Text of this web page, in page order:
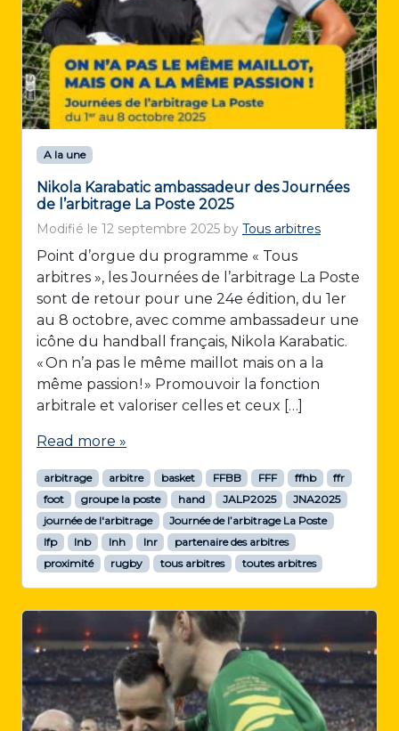
A la une
Nikola Karabatic ambassadeur des Journées
de l’arbitrage La Poste 2025
Modifié le 12 septembre 2025 by Tous arbitres
Point d’orgue du programme « Tous
arbitres », les Journées de l’arbitrage La Poste
sont de retour pour une 24e édition, du 1er
au 8 octobre, avec comme ambassadeur une
icône du handball français, Nikola Karabatic.
« On n’a pas le même maillot mais on a la
même passion ! » Promouvoir la fonction
arbitrale et valoriser celles et ceux […]
Read more »
arbitrage arbitre basket FFBB FFF ffhb
ffr
foot
groupe la poste hand JALP2025
JNA2025
journée de l'arbitrage
Journée de l’arbitrage La Poste
lfp
lnb lnh lnr
partenaire des arbitres
proximité
rugby tous arbitres toutes arbitres